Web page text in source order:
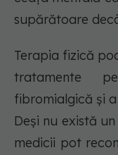
supărătoare
Terapia fizică
tratamente
fibromialgică și
Deși nu există
medicii pot